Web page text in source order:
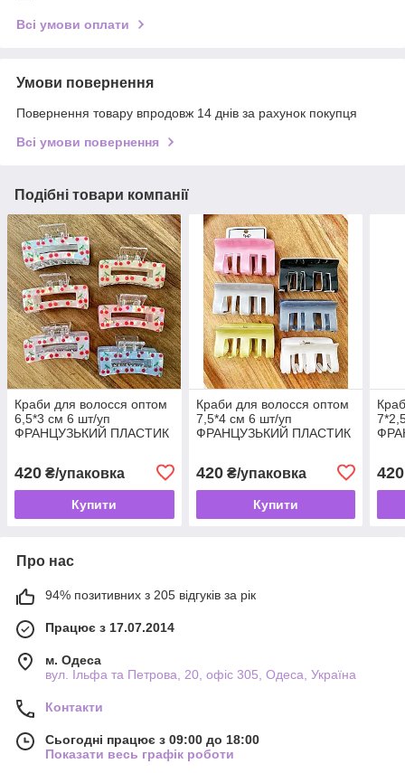
Всі умови оплати
Умови повернення
Повернення товару впродовж 14 днів за рахунок покупця
Всі умови повернення
Подібні товари компанії
Краби для волосся оптом
6,5*3 см 6 шт/уп
ФРАНЦУЗЬКИЙ ПЛАСТИК
420 ₴/упаковка
Купити
Краби для волосся оптом
7,5*4 см 6 шт/уп
ФРАНЦУЗЬКИЙ ПЛАСТИК
420₴/упаковка
Купити
420
Про нас
94% позитивних з 205 відгуків за рік
Працює з 17.07.2014
м. Одеса
вул. Ільфа та Петрова, 20, офіс 305, Одеса, Україна
Контакти
Сьогодні працює з 09:00 до 18:00
Показати весь графік роботи